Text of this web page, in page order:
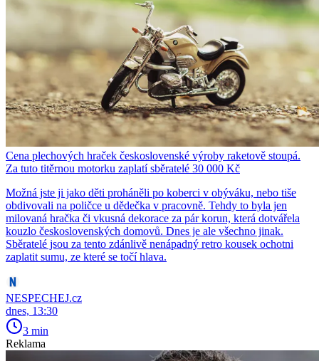
Cena plechových hraček československé výroby raketově stoupá.
Za tuto titěrnou motorku zaplatí sběratelé 30 000 Kč
Možná jste ji jako děti proháněli po koberci v obýváku, nebo tiše
obdivovali na poličce u dědečka v pracovně. Tehdy to byla jen
milovaná hračka či vkusná dekorace za pár korun, která dotvářela
kouzlo československých domovů. Dnes je ale všechno jinak.
Sběratelé jsou za tento zdánlivě nenápadný retro kousek ochotni
zaplatit sumu, ze které se točí hlava.
NESPECHEJ.cz
dnes, 13:30
3 min
Reklama